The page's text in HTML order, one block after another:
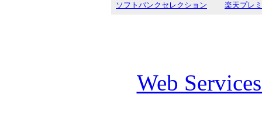
ソフトバンクセレクション
楽天プレ
Web